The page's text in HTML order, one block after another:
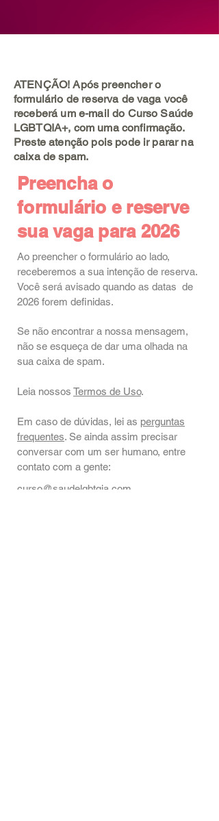
ATENÇÃO! Após preencher o
formulário de reserva de vaga você
receberá um e-mail do Curso Saúde
LGBTQIA+, com uma confirmação.
Preste atenção pois pode ir parar na
caixa de spam.
Preencha o
formulário e reserve
sua vaga para 2026
Ao preencher o formulário ao lado,
receberemos a sua intenção de reserva.
Você será avisado quando as datas de
2026 forem definidas.
Se não encontrar a nossa mensagem,
não se esqueça de dar uma olhada na
sua caixa de spam.
Leia nossos Termos de Uso.
Em caso de dúvidas, lei as perguntas
frequentes. Se ainda assim precisar
conversar com um ser humano, entre
contato com a gente:
curso@saudelgbtqia.com